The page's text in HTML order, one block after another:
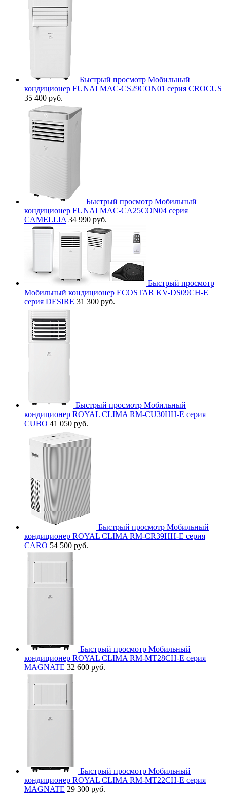
Быстрый просмотр Мобильный
кондиционер FUNAI MAC-CS29CON01 серия CROCUS
35 400 руб.
Быстрый просмотр Мобильный
кондиционер FUNAI MAC-CA25CON04 серия
CAMELLIA 34 990 руб.
Быстрый просмотр
Мобильный кондиционер ECOSTAR KV-DS09CH-E
серия DESIRE 31 300 руб.
Быстрый просмотр Мобильный
кондиционер ROYAL CLIMA RM-CU30HH-E серия
CUBO 41 050 руб.
Быстрый просмотр Мобильный
кондиционер ROYAL CLIMA RM-CR39HH-E серия
CARO 54 500 руб.
Быстрый просмотр Мобильный
кондиционер ROYAL CLIMA RM-MT28CH-E серия
MAGNATE 32 600 руб.
Быстрый просмотр Мобильный
кондиционер ROYAL CLIMA RM-MT22CH-E серия
MAGNATE 29 300 руб.